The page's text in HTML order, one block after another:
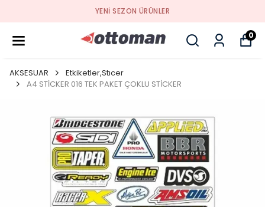
YENI SEZON ÜRÜNLER
0
AKSESUAR
Etkiketler,Stıcer
A4 STİCKER 016 TEK PAKET ÇOKLU STİCKER